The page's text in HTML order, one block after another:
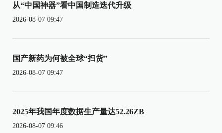
从“中国神器”看中国制造迭代升级
2026-08-07 09:47
国产新药为何被全球“扫货”
2026-08-07 09:47
2025年我国年度数据生产量达52.26ZB
2026-08-07 09:46